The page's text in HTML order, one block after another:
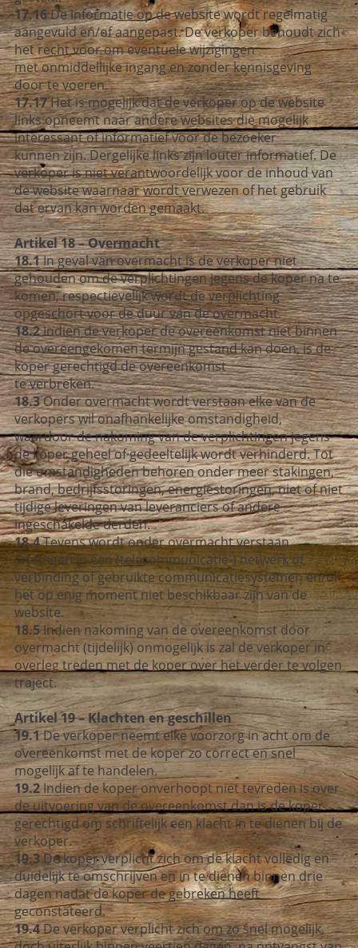
17.16De informatie op de website wordt regelmatig
aangevuld en/of aangepast. De verkoper behoudt zich
het recht voor om eventuele wijzigingen
met onmiddellijke ingang en zonder kennisgeving
door te voeren.
17.17Het is mogelijk dat de verkoper op de website
links opneemt naar andere websites die mogelijk
interessant of informatief voor de bezoeker
kunnen zijn. Dergelijke links zijn louter informatief. De
verkoper is niet verantwoordelijk voor de inhoud van
de website waarnaar wordt verwezen of het gebruik
dat ervan kan worden gemaakt.
Artikel 18 – Overmacht
18.1In geval van overmacht is de verkoper niet
gehouden om de verplichtingen jegens de koper na te
komen, respectievelijk wordt de verplichting
opgeschort voor de duur van de overmacht.
18.2Indien de verkoper de overeenkomst niet binnen
de overeengekomen termijn gestand kan doen, is de
koper gerechtigd de overeenkomst
te verbreken.
18.3Onder overmacht wordt verstaan elke van de
verkopers wil onafhankelijke omstandigheid,
waardoor de nakoming van de verplichtingen jegens
de koper geheel of gedeeltelijk wordt verhinderd. Tot
die omstandigheden behoren onder meer stakingen,
brand, bedrijfsstoringen, energiestoringen, niet of niet
tijdige leveringen van leveranciers of andere
ingeschakelde derden.
18.4Tevens wordt onder overmacht verstaan
storingen in een (telecommunicatie-) netwerk of
verbinding of gebruikte communicatiesystemen en/of
het op enig moment niet beschikbaar zijn van de
website.
18.5Indien nakoming van de overeenkomst door
overmacht (tijdelijk) onmogelijk is zal de verkoper in
overleg treden met de koper over het verder te volgen
traject.
Artikel 19 – Klachten en geschillen
19.1De verkoper neemt elke voorzorg in acht om de
overeenkomst met de koper zo correct en snel
mogelijk af te handelen.
19.2Indien de koper onverhoopt niet tevreden is over
de uitvoering van de overeenkomst dan is de koper
gerechtigd om schriftelijk een klacht in te dienen bij de
verkoper.
19.3De koper verplicht zich om de klacht volledig en
duidelijk te omschrijven en in te dienen binnen drie
dagen nadat de koper de gebreken heeft
geconstateerd.
19.4De verkoper verplicht zich om zo snel mogelijk,